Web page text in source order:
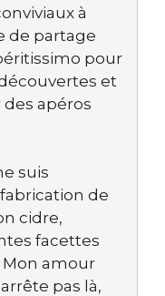
à
de partage
pour
et
apéros
suis
de
cidre,
facettes
Mon amour
pas là,